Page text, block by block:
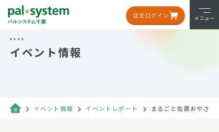
注文ログイン メニュー
イベント情報
イベント情報 イベントレポート まるごと佐原おやさ